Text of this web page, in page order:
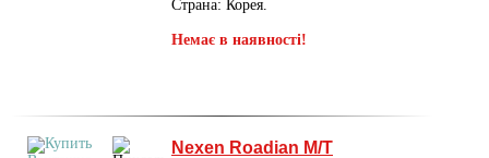
Страна: Корея.
Немає в наявності!
Nexen Roadian M/T